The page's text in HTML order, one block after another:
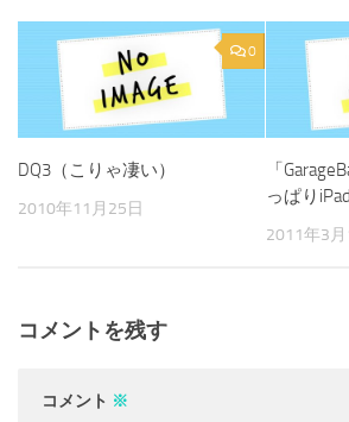
0
DQ3（こりゃ凄い）
2010年11月25日
「
っぱり
2011年3月
コメントを残す
コメント ※